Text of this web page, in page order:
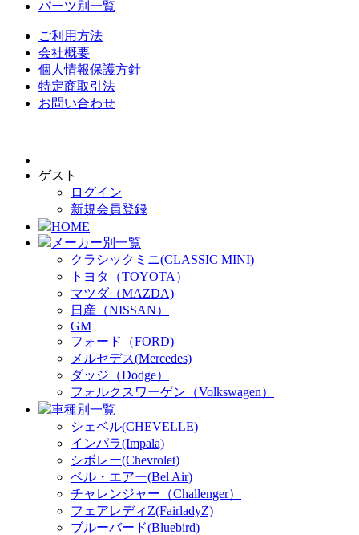
パーツ別一覧
ご利用方法
会社概要
個人情報保護方針
特定商取引法
お問い合わせ
ゲスト
ログイン
新規会員登録
HOME
メーカー別一覧
クラシックミニ(CLASSIC MINI)
トヨタ（TOYOTA）
マツダ（MAZDA)
日産（NISSAN）
GM
フォード（FORD)
メルセデス(Mercedes)
ダッジ（Dodge）
フォルクスワーゲン（Volkswagen）
車種別一覧
シェベル(CHEVELLE)
インパラ(Impala)
シボレー(Chevrolet)
ベル・エアー(Bel Air)
チャレンジャー（Challenger）
フェアレディZ(FairladyZ)
ブルーバード(Bluebird)